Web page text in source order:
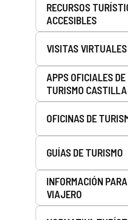
RECURSOS
ACCESIBLES
VISITAS VIRTUALES
APPS OFICIALES DE
TURISMO
OFICINAS DE
GUÍAS DE TURISMO
INFORMACIÓN
VIAJERO